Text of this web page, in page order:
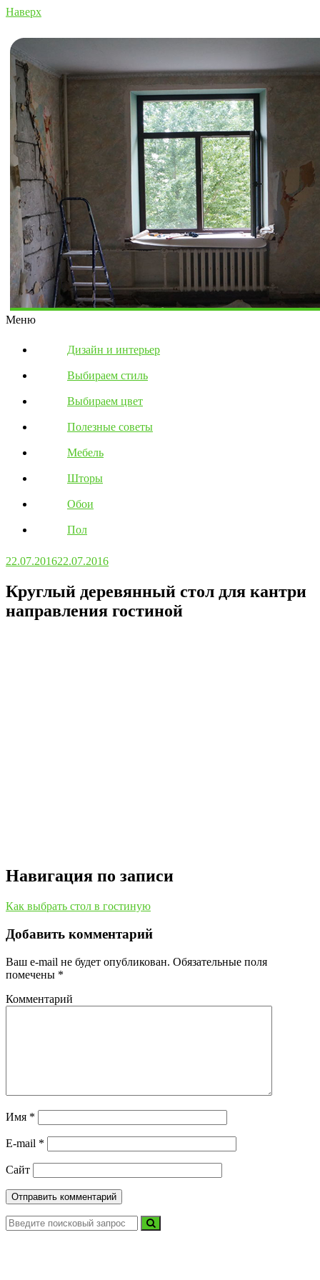
Наверх
Меню
Дизайн и интерьер
Выбираем стиль
Выбираем цвет
Полезные советы
Мебель
Шторы
Обои
Пол
22.07.201622.07.2016
Круглый деревянный стол для кантри
направления гостиной
Навигация по записи
Как выбрать стол в гостиную
Добавить комментарий
Ваш e-mail не будет опубликован. Обязательные поля
помечены *
Комментарий
Имя *
E-mail *
Сайт